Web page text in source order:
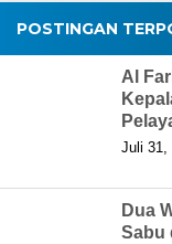
POSTINGAN
Al
Juli 31,
Dua
Sabu